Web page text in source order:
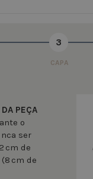
3
CAPA
PEÇA
o
ser
cm de
cm de